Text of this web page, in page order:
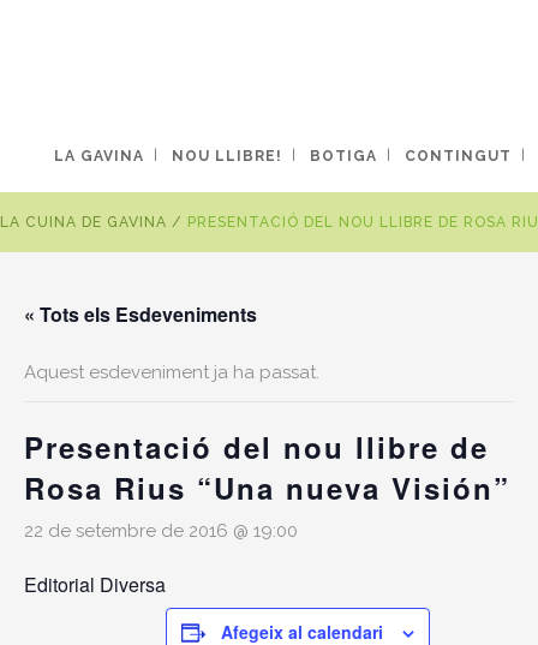
LA GAVINA NOU LLIBRE! BOTIGA CONTINGUT
LA CUINA DE GAVINA / PRESENTACIÓ DEL NOU LLIBRE DE ROSA
« Tots els Esdeveniments
Aquest esdeveniment ja ha passat.
Presentació del nou llibre de
Rosa Rius “Una nueva Visión”
22 de setembre de 2016 @ 19:00
Editorial Diversa
Afegeix al calendari